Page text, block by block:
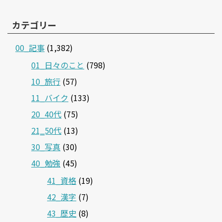
カテゴリー
00_記事 (1,382)
01_日々のこと (798)
10_旅行 (57)
11_バイク (133)
20_40代 (75)
21‗50代 (13)
30_写真 (30)
40_勉強 (45)
41_資格 (19)
42_漢字 (7)
43_歴史 (8)